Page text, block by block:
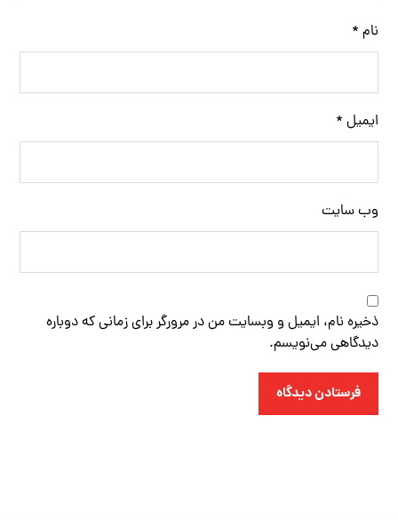
نام *
ایمیل *
وب‌ سایت
ذخیره نام، ایمیل و وبسایت من در مرورگر برای زمانی که دوباره
دیدگاهی می‌نویسم.
فرستادن دیدگاه